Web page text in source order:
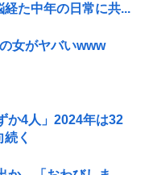
た中年の日常に共...
女がヤバいwww
か4人」2024年は32
く